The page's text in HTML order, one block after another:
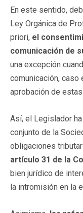
En este sentido,
Ley Orgánica de
priori, el
comunicación de
una excepción
comunicación, caso
aprobación de
Así, el Legislador
conjunto de la
obligaciones
artículo 31 de la
bien jurídico de
la intromisión en la